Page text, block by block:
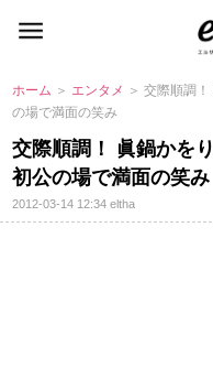
ホーム ＞ エンタメ ＞ 交際順調
の場で満面の笑み
交際順調！ 眞鍋かを
初公の場で満面の笑み
2012-03-14 12:34eltha